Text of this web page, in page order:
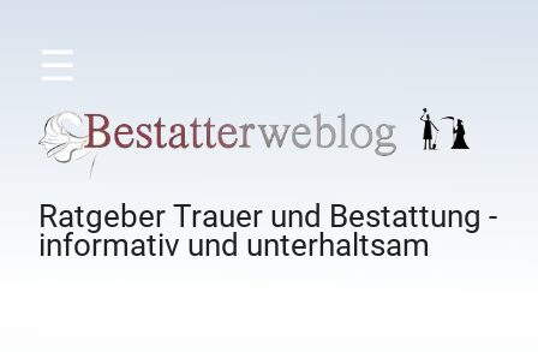
☰
Ratgeber Trauer und Bestattung -
informativ und unterhaltsam